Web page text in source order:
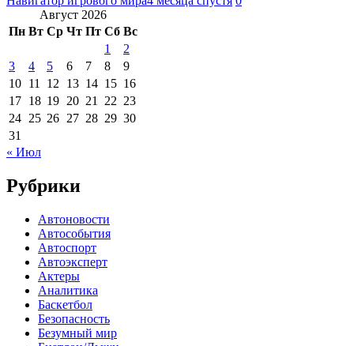
Август 2026
Пн Вт Ср Чт Пт Сб Вс
1
2
3
4 5 6 7 8
9
10 11 12 13 14 15 16
17 18 19 20 21 22 23
24 25 26 27 28 29 30
31
« Июл
Рубрики
Автоновости
Автособытия
Автоспорт
Автоэксперт
Актеры
Аналитика
Баскетбол
Безопасность
Безумный мир